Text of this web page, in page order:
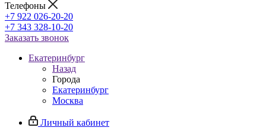
Телефоны
+7 922 026-20-20
+7 343 328-10-20
Заказать звонок
Екатеринбург
Назад
Города
Екатеринбург
Москва
Личный кабинет